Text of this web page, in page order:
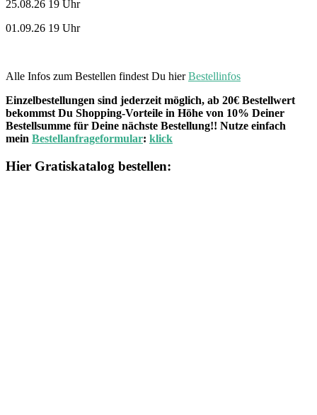
25.08.26 19 Uhr
01.09.26 19 Uhr
Alle Infos zum Bestellen findest Du hierBestellinfos
Einzelbestellungen sind jederzeit möglich, ab 20€ Bestellwert
bekommst Du Shopping-Vorteile in Höhe von 10% Deiner
Bestellsumme für Deine nächste Bestellung!! Nutze einfach
mein Bestellanfrageformular: klick
Hier Gratiskatalog bestellen: